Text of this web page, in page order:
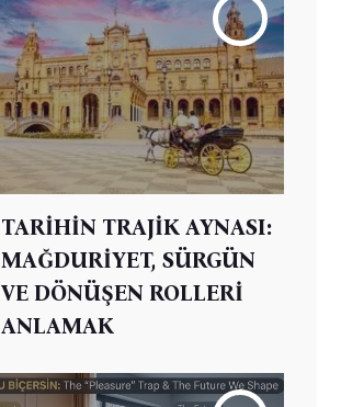
TARİHİN TRAJİK AYNASI:
MAĞDURİYET, SÜRGÜN
VE DÖNÜŞEN ROLLERİ
ANLAMAK